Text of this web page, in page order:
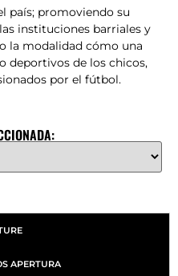
país; promoviendo su
instituciones barriales y
la modalidad cómo una
deportivos de los chicos,
por el fútbol.
APERTURA